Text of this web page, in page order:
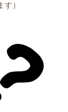
）